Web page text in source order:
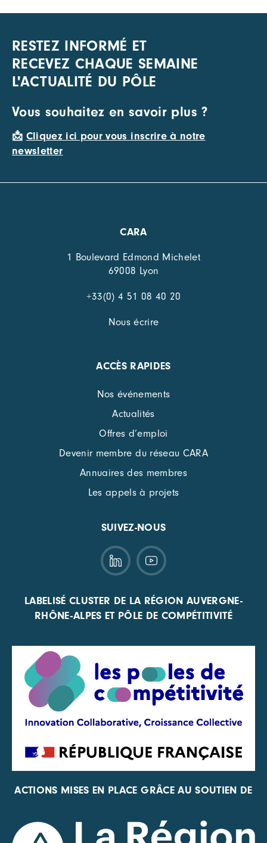
RESTEZ INFORMÉ ET
RECEVEZ CHAQUE SEMAINE
L'ACTUALITÉ DU PÔLE
Vous souhaitez en savoir plus ?
📩 Cliquez ici pour vous inscrire à notre
newsletter
CARA
1 Boulevard Edmond Michelet
69008 Lyon
+33(0) 4 51 08 40 20
Nous écrire
ACCÈS RAPIDES
Nos événements
Actualités
Offres d’emploi
Devenir membre du réseau CARA
Annuaires des membres
Les appels à projets
SUIVEZ-NOUS
LABELISÉ CLUSTER DE LA RÉGION AUVERGNE-
RHÔNE-ALPES ET PÔLE DE COMPÉTITIVITÉ
ACTIONS MISES EN PLACE GRÂCE AU SOUTIEN DE